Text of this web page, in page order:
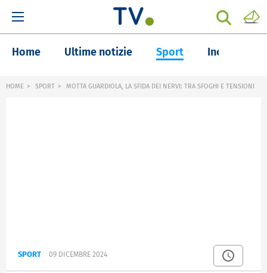
Home Ultime notizie Sport Inchieste
HOME SPORT MOTTA GUARDIOLA, LA SFIDA DEI NERVI: TRA SFOGHI E TENSIONI
SPORT 09 DICEMBRE 2024